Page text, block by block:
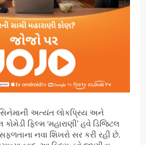
અત્યંત લોકપ્રિય અને
ફિલ્મ ‘મહારાણી’ હવે ડિજિટલ
નવા શિખરો સર કરી રહી છે.